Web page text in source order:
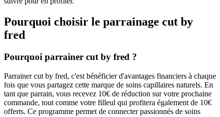
Pourquoi choisir le parrainage cut by
fred
Pourquoi parrainer cut by fred ?
Parrainer cut by fred, c'est bénéficier d'avantages financiers à chaque
fois que vous partagez cette marque de soins capillaires naturels. En
tant que parrain, vous recevez 10€ de réduction sur votre prochaine
commande, tout comme votre filleul qui profitera également de 10€
offerts. Ce programme permet de connecter passionnés de soins